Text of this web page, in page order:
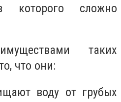
которого сложно
таких
что они:
воду от грубых